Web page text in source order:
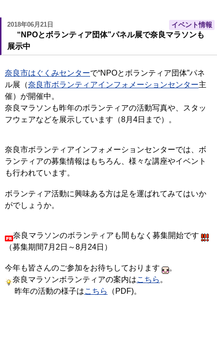
2018年06月21日 イベント情報
“NPOとボランティア団体”パネル展で奈良マラソンも
展示中
奈良市はぐくみセンターで“NPOとボランティア団体”パネ
ル展（奈良市ボランティアインフォメーションセンター主
催）が開催中。
奈良マラソンも昨年のボランティアの活動写真や、スタッ
フウェアなどを展示しています（8月4日まで）。
奈良市ボランティアインフォメーションセンターでは、ボ
ランティアの募集情報はもちろん、様々な講座やイベント
も行われています。
ボランティア活動に興味ある方は足を運ばれてみてはいか
がでしょうか。
奈良マラソンのボランティアも間もなく募集開始です
（募集期間7月2日～8月24日）
今年も皆さんのご参加をお待ちしております
。
奈良マラソンボランティアの案内はこちら 。
昨年の活動の様子はこちら （PDF)。